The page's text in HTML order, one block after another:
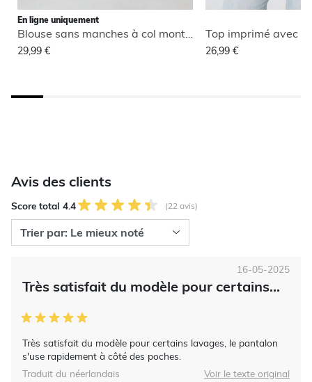
En ligne uniquement
Blouse sans manches à col montant
29,99 €
Top imprimé avec
26,99 €
Avis des clients
Score total 4.4 (22 avis)
Très satisfait du modèle pour certains...
Très satisfait du modèle pour certains lavages, le pantalon
s'use rapidement à côté des poches.
16-05-2025
Traduit du néerlandais Voir le texte original